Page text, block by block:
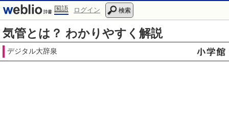
国語 ログイン 検索
気管とは？ わかりやすく解説
デジタル大辞泉